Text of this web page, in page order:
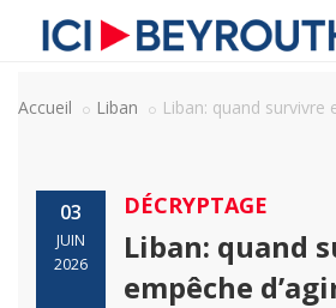
Accueil Liban Liban: quand survivre
03
JUIN
2026
DÉCRYPTAGE
Liban: quand
empêche